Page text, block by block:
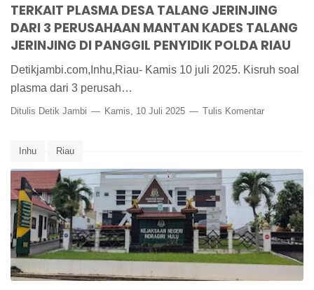
TERKAIT PLASMA DESA TALANG JERINJING
DARI 3 PERUSAHAAN MANTAN KADES TALANG
JERINJING DI PANGGIL PENYIDIK POLDA RIAU
Detikjambi.com,Inhu,Riau- Kamis 10 juli 2025. Kisruh soal
plasma dari 3 perusah…
Ditulis Detik Jambi Kamis, 10 Juli 2025 Tulis Komentar
Inhu Riau